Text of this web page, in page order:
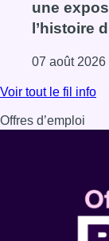
une
l’histoire
07 août 2026
Lire l'article
Voir tout le fil info
Offres d’emploi